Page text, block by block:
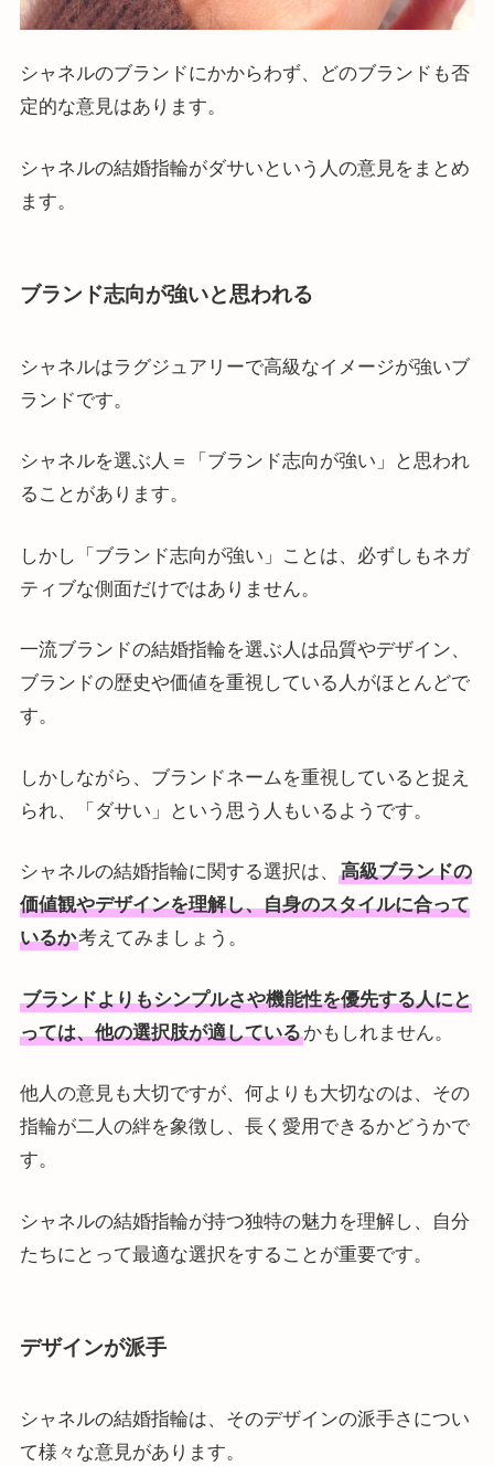
シャネルのブランドにかからわず、どのブランドも否
定的な意見はあります。
シャネルの結婚指輪がダサいという人の意見をまとめ
ます。
ブランド志向が強いと思われる
シャネルはラグジュアリーで高級なイメージが強いブ
ランドです。
シャネルを選ぶ人＝「ブランド志向が強い」と思われ
ることがあります。
しかし「ブランド志向が強い」ことは、必ずしもネガ
ティブな側面だけではありません。
一流ブランドの結婚指輪を選ぶ人は品質やデザイン、
ブランドの歴史や価値を重視している人がほとんどで
す。
しかしながら、ブランドネームを重視していると捉え
られ、「ダサい」という思う人もいるようです​​。
シャネルの結婚指輪に関する選択は、
高級ブランドの
価値観やデザインを理解し、自身のスタイルに合って
いるか考えてみましょう。
ブランドよりもシンプルさや機能性を優先する人にと
っては、他の選択肢が適しているかもしれません。
他人の意見も大切ですが、何よりも大切なのは、その
指輪が二人の絆を象徴し、長く愛用できるかどうかで
す。
シャネルの結婚指輪が持つ独特の魅力を理解し、自分
たちにとって最適な選択をすることが重要です。
デザインが派手
シャネルの結婚指輪は、そのデザインの派手さについ
て様々な意見があります。